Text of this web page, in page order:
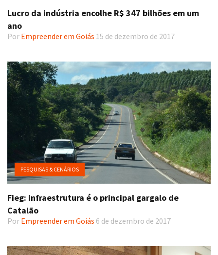
Lucro da indústria encolhe R$ 347 bilhões em um
ano
Por Empreender em Goiás 15 de dezembro de 2017
PESQUISAS & CENÁRIOS
Fieg: infraestrutura é o principal gargalo de
Catalão
Por Empreender em Goiás 6 de dezembro de 2017